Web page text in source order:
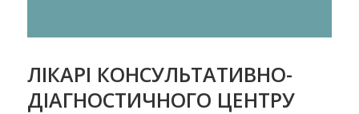
ЛІКАРІ КОНСУЛЬТАТИВНО-
ДІАГНОСТИЧНОГО ЦЕНТРУ